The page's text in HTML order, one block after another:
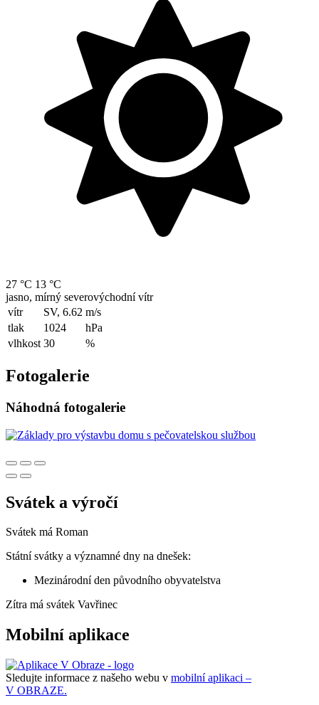
27 °C 13 °C
jasno, mírný severovýchodní vítr
vítr
SV, 6.62 m/s
tlak
1024
hPa
vlhkost 30 %
Fotogalerie
Náhodná fotogalerie
Svátek a výročí
Svátek má Roman
Státní svátky a významné dny na dnešek:
Mezinárodní den původního obyvatelstva
Zítra má svátek Vavřinec
Mobilní aplikace
Sledujte informace z našeho webu v mobilní aplikaci –
V OBRAZE.